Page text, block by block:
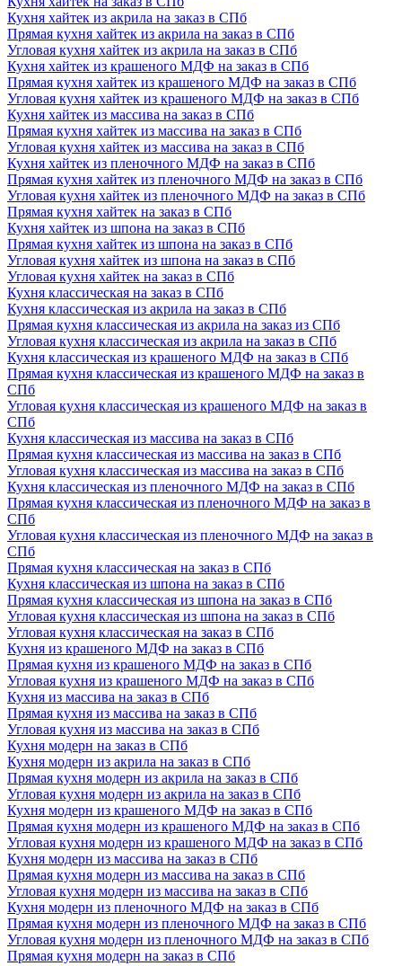
Кухня хайтек из акрила на заказ в СПб
Прямая кухня хайтек из акрила на заказ в СПб
Угловая кухня хайтек из акрила на заказ в СПб
Кухня хайтек из крашеного МДФ на заказ в СПб
Прямая кухня хайтек из крашеного МДФ на заказ в СПб
Угловая кухня хайтек из крашеного МДФ на заказ в СПб
Кухня хайтек из массива на заказ в СПб
Прямая кухня хайтек из массива на заказ в СПб
Угловая кухня хайтек из массива на заказ в СПб
Кухня хайтек из пленочного МДФ на заказ в СПб
Прямая кухня хайтек из пленочного МДФ на заказ в СПб
Угловая кухня хайтек из пленочного МДФ на заказ в СПб
Прямая кухня хайтек на заказ в СПб
Кухня хайтек из шпона на заказ в СПб
Прямая кухня хайтек из шпона на заказ в СПб
Угловая кухня хайтек из шпона на заказ в СПб
Угловая кухня хайтек на заказ в СПб
Кухня классическая на заказ в СПб
Кухня классическая из акрила на заказ в СПб
Прямая кухня классическая из акрила на заказ из СПб
Угловая кухня классическая из акрила на заказ в СПб
Кухня классическая из крашеного МДФ на заказ в СПб
Прямая кухня классическая из крашеного МДФ на заказ в
СПб
Угловая кухня классическая из крашеного МДФ на заказ в
СПб
Кухня классическая из массива на заказ в СПб
Прямая кухня классическая из массива на заказ в СПб
Угловая кухня классическая из массива на заказ в СПб
Кухня классическая из пленочного МДФ на заказ в СПб
Прямая кухня классическая из пленочного МДФ на заказ в
СПб
Угловая кухня классическая из пленочного МДФ на заказ в
СПб
Прямая кухня классическая на заказ в СПб
Кухня классическая из шпона на заказ в СПб
Прямая кухня классическая из шпона на заказ в СПб
Угловая кухня классическая из шпона на заказ в СПб
Угловая кухня классическая на заказ в СПб
Кухня из крашеного МДФ на заказ в СПб
Прямая кухня из крашеного МДФ на заказ в СПб
Угловая кухня из крашеного МДФ на заказ в СПб
Кухня из массива на заказ в СПб
Прямая кухня из массива на заказ в СПб
Угловая кухня из массива на заказ в СПб
Кухня модерн на заказ в СПб
Кухня модерн из акрила на заказ в СПб
Прямая кухня модерн из акрила на заказ в СПб
Угловая кухня модерн из акрила на заказ в СПб
Кухня модерн из крашеного МДФ на заказ в СПб
Прямая кухня модерн из крашеного МДФ на заказ в СПб
Угловая кухня модерн из крашеного МДФ на заказ в СПб
Кухня модерн из массива на заказ в СПб
Прямая кухня модерн из массива на заказ в СПб
Угловая кухня модерн из массива на заказ в СПб
Кухня модерн из пленочного МДФ на заказ в СПб
Прямая кухня модерн из пленочного МДФ на заказ в СПб
Угловая кухня модерн из пленочного МДФ на заказ в СПб
Прямая кухня модерн на заказ в СПб